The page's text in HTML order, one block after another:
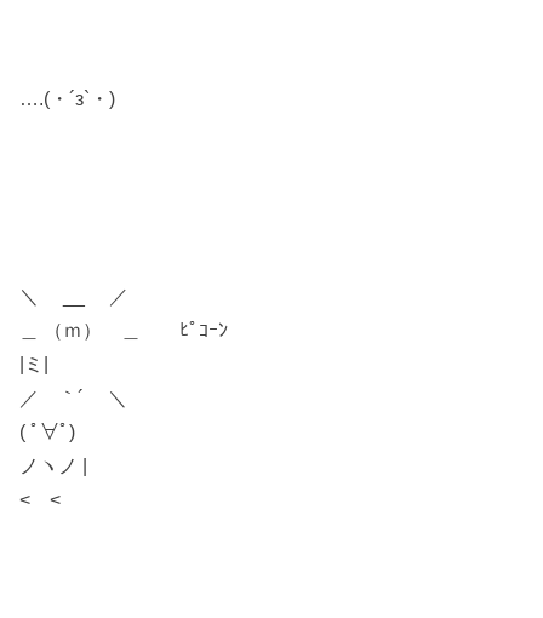
….(・´з`・)
＼ __ ／
＿ （ｍ） ＿ ﾋﾟｺｰﾝ
|ミ|
／ ｀´ ＼
( ﾟ∀ﾟ)
ノヽノ |
< <